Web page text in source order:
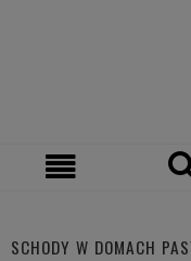
SCHODY W DOMACH